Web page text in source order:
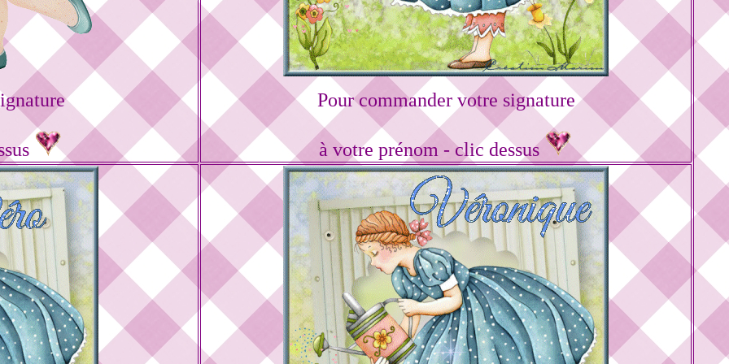
Pour commander votre signature
à votre prénom - clic dessus